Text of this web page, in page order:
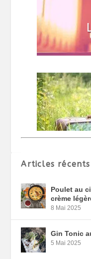
Articles récents
Poulet au
crème
8 Mai 2025
Gin Tonic
5 Mai 2025